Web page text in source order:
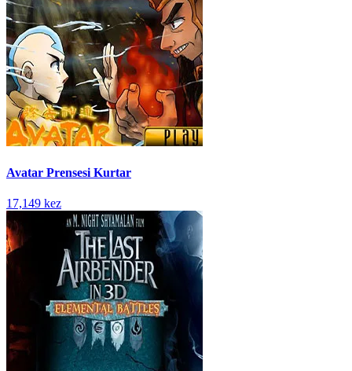
Avatar Prensesi Kurtar
17,149 kez